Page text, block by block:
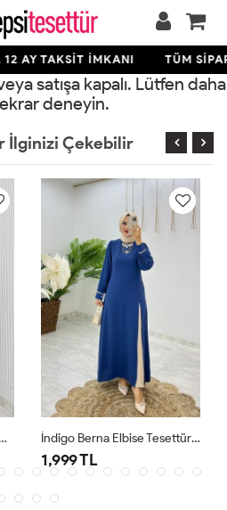
AY TAKSİT İMKANI TÜM
satışa kapalı. Lütfen daha
deneyin.
İlginizi Çekebilir
Tesettür Giyim İndigo Berna Elbise Tesettür Giyim
1,999 TL